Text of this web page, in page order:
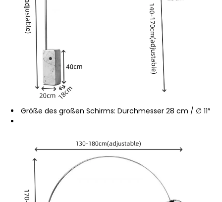
Größe des großen Schirms: Durchmesser 28 cm / ∅ 11″